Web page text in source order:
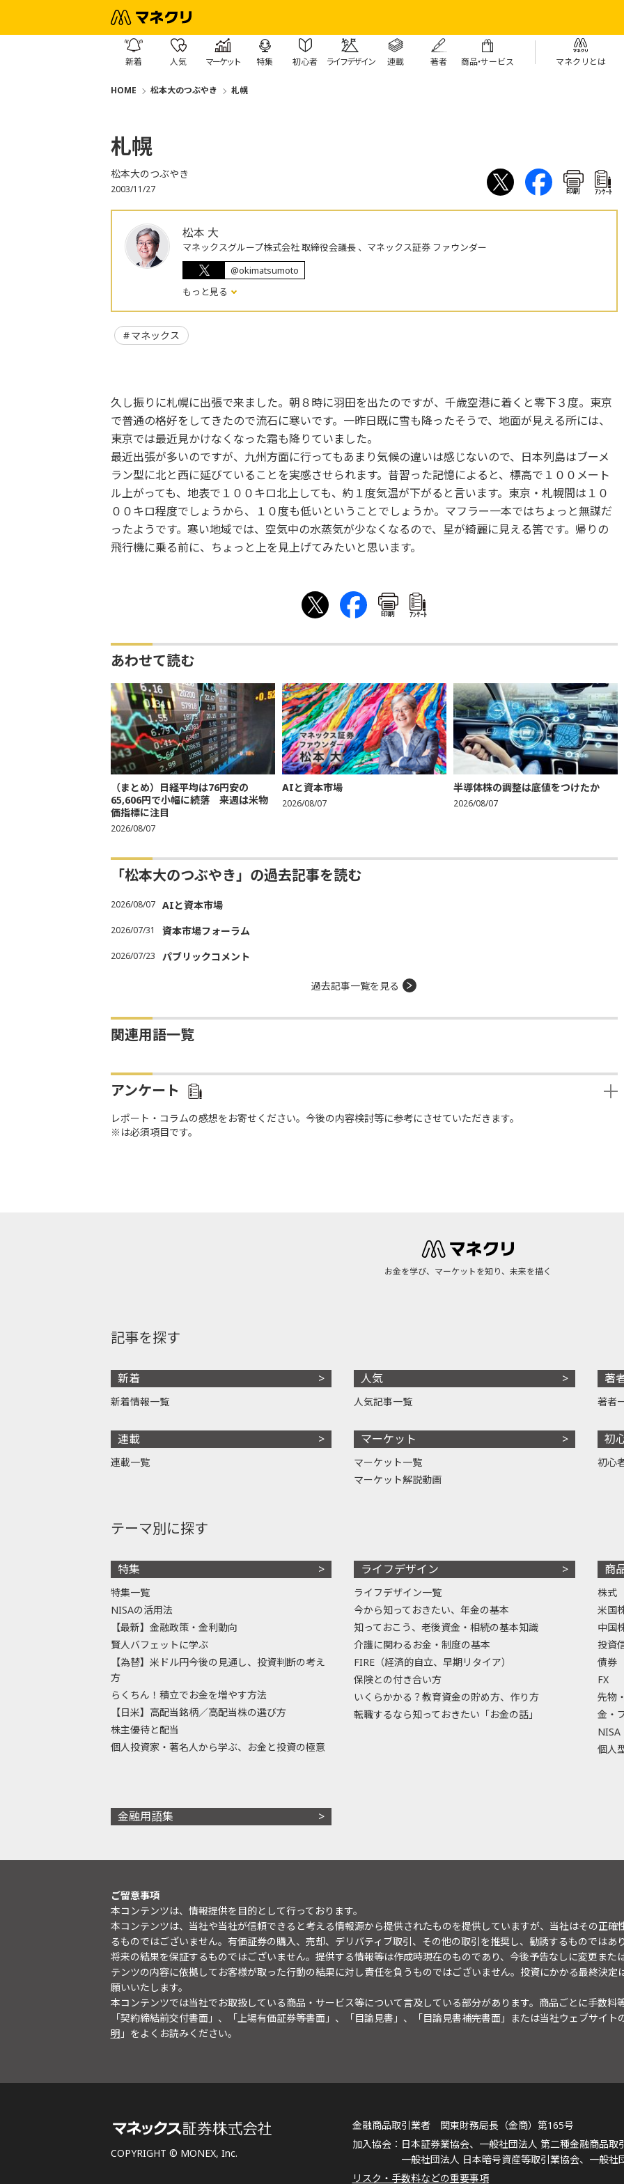
新着 人気 マーケット 特集 初心者 ライフデザイン 連載 著者 商品・サービス マネクリとは
HOME 松本大のつぶやき 札幌
札幌
松本大のつぶやき
2003/11/27 印刷 ｱﾝｹｰﾄ
松本 大
マネックスグループ株式会社 取締役会議長 、マネックス証券 ファウンダー
@okimatsumoto
もっと見る
マネックス
久し振りに札幌に出張で来ました。朝８時に羽田を出たのですが、千歳空港に着くと零下３度。東京
で普通の格好をしてきたので流石に寒いです。一昨日既に雪も降ったそうで、地面が見える所には、
東京では最近見かけなくなった霜も降りていました。
最近出張が多いのですが、九州方面に行ってもあまり気候の違いは感じないので、日本列島はブーメ
ラン型に北と西に延びていることを実感させられます。昔習った記憶によると、標高で１００メート
ル上がっても、地表で１００キロ北上しても、約１度気温が下がると言います。東京・札幌間は１０
００キロ程度でしょうから、１０度も低いということでしょうか。マフラー一本ではちょっと無謀だ
ったようです。寒い地域では、空気中の水蒸気が少なくなるので、星が綺麗に見える筈です。帰りの
飛行機に乗る前に、ちょっと上を見上げてみたいと思います。
印刷 ｱﾝｹｰﾄ
あわせて読む
（まとめ）日経平均は76円安の
65,606円で小幅に続落 来週は米物
価指標に注目
2026/08/07
AIと資本市場
2026/08/07
半導体株の調整は底値をつけたか
2026/08/07
「松本大のつぶやき」の過去記事を読む
2026/08/07 AIと資本市場
2026/07/31 資本市場フォーラム
2026/07/23 パブリックコメント
過去記事一覧を見る
関連用語一覧
アンケート
レポート・コラムの感想をお寄せください。今後の内容検討等に参考にさせていただきます。
※は必須項目です。
お金を学び、マーケットを知り、未来を描く
記事を探す
新着
新着情報一覧
連載
連載一覧
人気
人気記事一覧
マーケット
マーケット一覧
マーケット解説動画
著
著者
初
初心
テーマ別に探す
特集
特集一覧
NISAの活用法
【最新】金融政策・金利動向
賢人バフェットに学ぶ
【為替】米ドル円今後の見通し、投資判断の考え
方
らくちん！積立でお金を増やす方法
【日米】高配当銘柄／高配当株の選び方
株主優待と配当
個人投資家・著名人から学ぶ、お金と投資の極意
ライフデザイン
ライフデザイン一覧
今から知っておきたい、年金の基本
知っておこう、老後資金・相続の基本知識
介護に関わるお金・制度の基本
FIRE（経済的自立、早期リタイア）
保険との付き合い方
いくらかかる？教育資金の貯め方、作り方
転職するなら知っておきたい「お金の話」
商
株式
米国
中国
投資
債券
FX
先物
金・
NISA
個人
金融用語集
ご留意事項
本コンテンツは、情報提供を目的として行っております。
本コンテンツは、当社や当社が信頼できると考える情報源から提供されたものを提供していますが、当社はその正
るものではございません。有価証券の購入、売却、デリバティブ取引、その他の取引を推奨し、勧誘するものではあ
将来の結果を保証するものではございません。提供する情報等は作成時現在のものであり、今後予告なしに変更また
テンツの内容に依拠してお客様が取った行動の結果に対し責任を負うものではございません。投資にかかる最終決
願いいたします。
本コンテンツでは当社でお取扱している商品・サービス等について言及している部分があります。商品ごとに手数料
「契約締結前交付書面」、「上場有価証券等書面」、「目論見書」、「目論見書補完書面」または当社ウェブサイト
明 」をよくお読みください。
COPYRIGHT © MONEX, Inc.
金融商品取引業者 関東財務局長（金商）第165号
日本証券業協会、一般社団法人 第二種金融商品取
一般社団法人 日本暗号資産等取引業協会、一般社
リスク・手数料などの重要事項